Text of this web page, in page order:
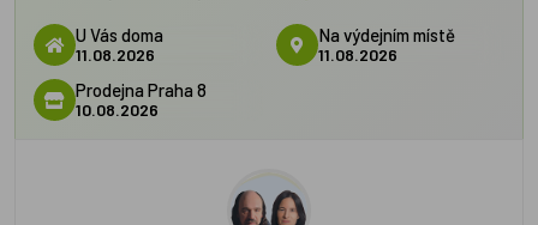
U Vás doma
11.08.2026
Na výdejním místě
11.08.2026
Prodejna Praha 8
10.08.2026